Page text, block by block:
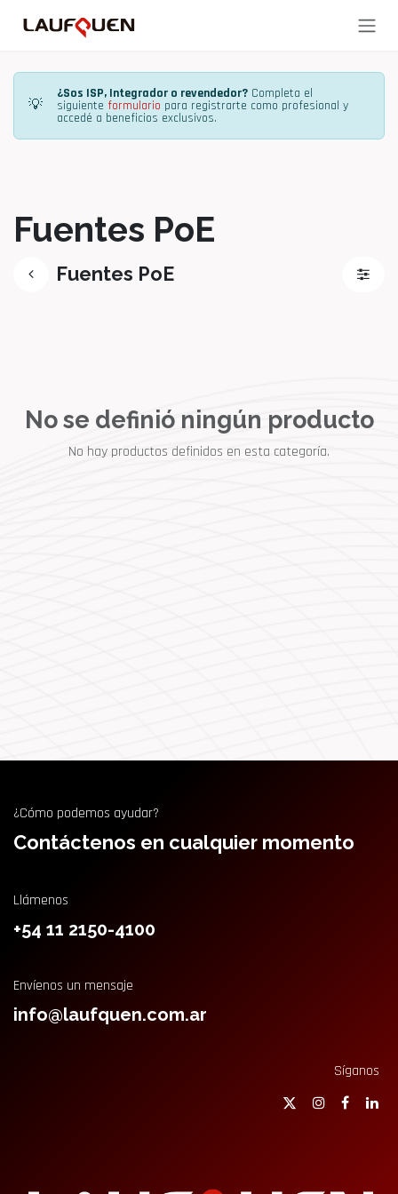
💡
¿Sos ISP, Integrador o revendedor? Completa el
siguiente formulario para registrarte como profesional y
accedé a beneficios exclusivos.
Fuentes PoE
Fuentes PoE
No se definió ningún producto
No hay productos definidos en esta categoría.
¿Cómo podemos ayudar?
Contáctenos en cualquier momento
Llámenos
+54 11 2150-4100
Envíenos un mensaje
info@laufquen.com.ar
Síganos